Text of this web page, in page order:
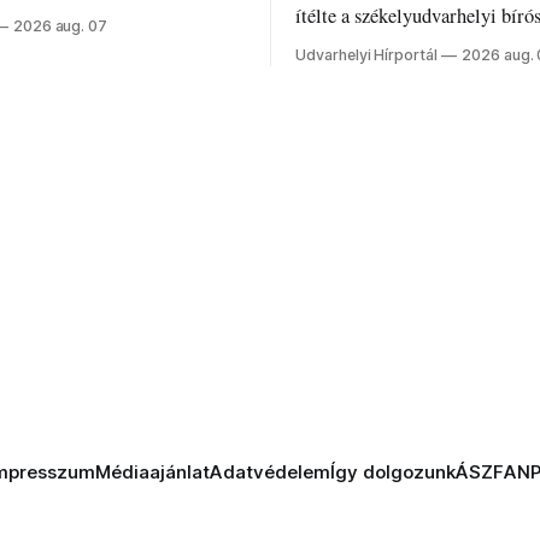
népharag, amikor
vezetőivel.
2026 aug. 07
ítélte a székelyudvarhelyi
Szabolcsot.
Udvarhelyi Hírportál 2026 aug.
MédiaajánlatAdatvédelemÍgy dolgozunkÁSZF